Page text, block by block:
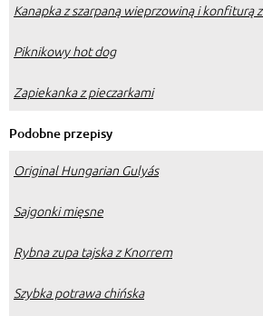
Kanapka z szarpaną wieprzowiną i konfiturą
Piknikowy hot dog
Zapiekanka z pieczarkami
Podobne przepisy
Original Hungarian Gulyás
Sajgonki mięsne
Rybna zupa tajska z Knorrem
Szybka potrawa chińska